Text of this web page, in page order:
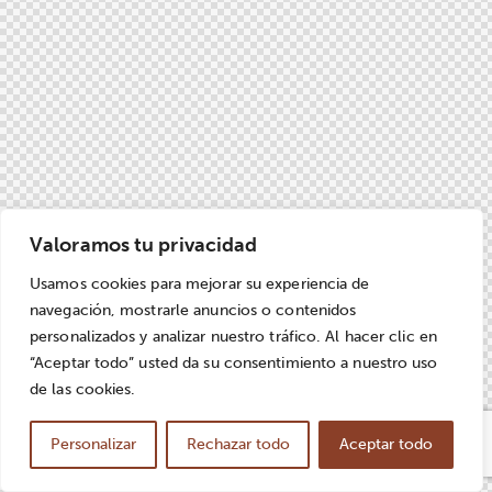
Valoramos tu privacidad
Usamos cookies para mejorar su experiencia de
navegación, mostrarle anuncios o contenidos
personalizados y analizar nuestro tráfico. Al hacer clic en
“Aceptar todo” usted da su consentimiento a nuestro uso
de las cookies.
Personalizar Rechazar todo Aceptar todo